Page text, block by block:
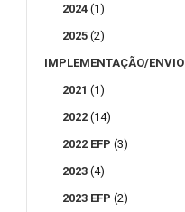
2024 (1)
2025 (2)
IMPLEMENTAÇÃO/ENVIO
2021 (1)
2022 (14)
2022 EFP (3)
2023 (4)
2023 EFP (2)